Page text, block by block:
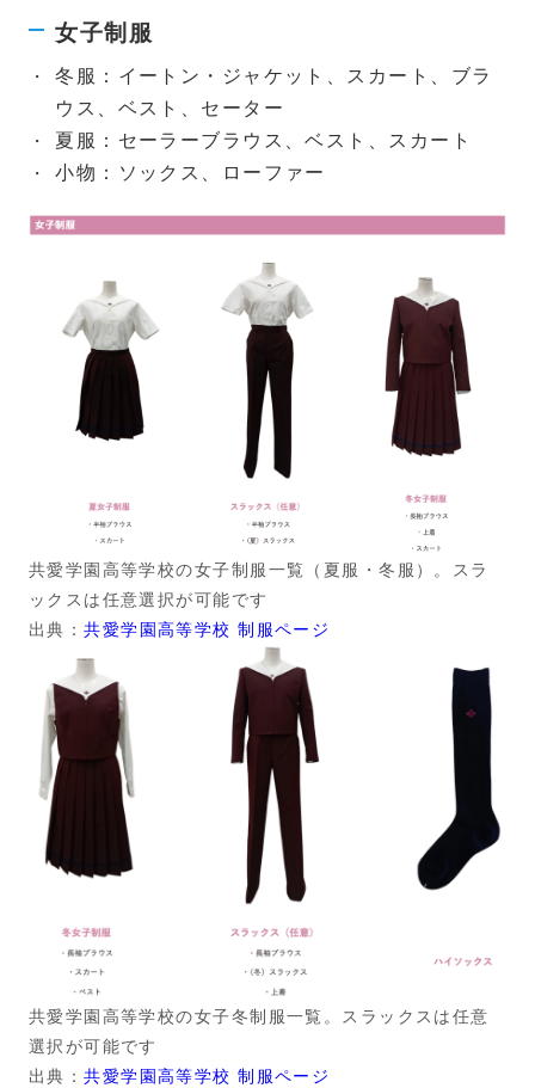
女子制服
冬服：イートン・ジャケット、スカート、ブラ
ウス、ベスト、セーター
夏服：セーラーブラウス、ベスト、スカート
小物：ソックス、ローファー
共愛学園高等学校の女子制服一覧（夏服・冬服）。スラ
ックスは任意選択が可能です
出典：共愛学園高等学校 制服ページ
共愛学園高等学校の女子冬制服一覧。スラックスは任意
選択が可能です
出典：共愛学園高等学校 制服ページ